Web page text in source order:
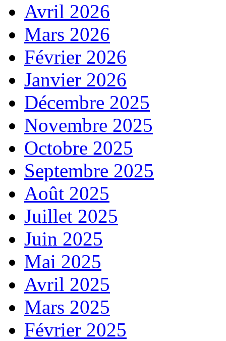
Avril 2026
Mars 2026
Février 2026
Janvier 2026
Décembre 2025
Novembre 2025
Octobre 2025
Septembre 2025
Août 2025
Juillet 2025
Juin 2025
Mai 2025
Avril 2025
Mars 2025
Février 2025